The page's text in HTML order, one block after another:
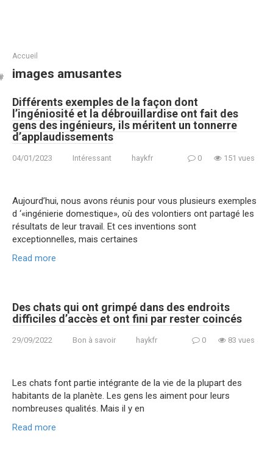
Accueil
images amusantes
Différents exemples de la façon dont
l’ingéniosité et la débrouillardise ont fait des
gens des ingénieurs, ils méritent un tonnerre
d’applaudissements
04/01/2023 Intéressant haykfr 0 151 vues
Aujourd’hui, nous avons réunis pour vous plusieurs exemples
d ‘«ingénierie domestique», où des volontiers ont partagé les
résultats de leur travail. Et ces inventions sont
exceptionnelles, mais certaines
Read more
Des chats qui ont grimpé dans des endroits
difficiles d’accès et ont fini par rester coincés
29/09/2022 Bon à savoir haykfr 0 83 vues
Les chats font partie intégrante de la vie de la plupart des
habitants de la planète. Les gens les aiment pour leurs
nombreuses qualités. Mais il y en
Read more